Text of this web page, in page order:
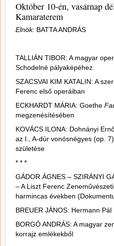
Október 10-én, vasárnap
Kamaraterem
Elnök: BATTA ANDRÁS
TALLIÁN TIBOR: A magyar
Schodelné pályaképéhez
SZACSVAI KIM KATALIN: A
Ferenc első operáiban
ECKHARDT MÁRIA: Goethe
megzenésítésében
KOVÁCS ILONA: Dohnányi
az I., A-dúr vonósnégyes (op.
születése
* * *
GÁDOR ÁGNES – SZIRÁNYI
– A Liszt Ferenc
harmincas években
BREUER JÁNOS: Hermann Pál
BORGÓ ANDRÁS: A magyar
korrajz emlékekből